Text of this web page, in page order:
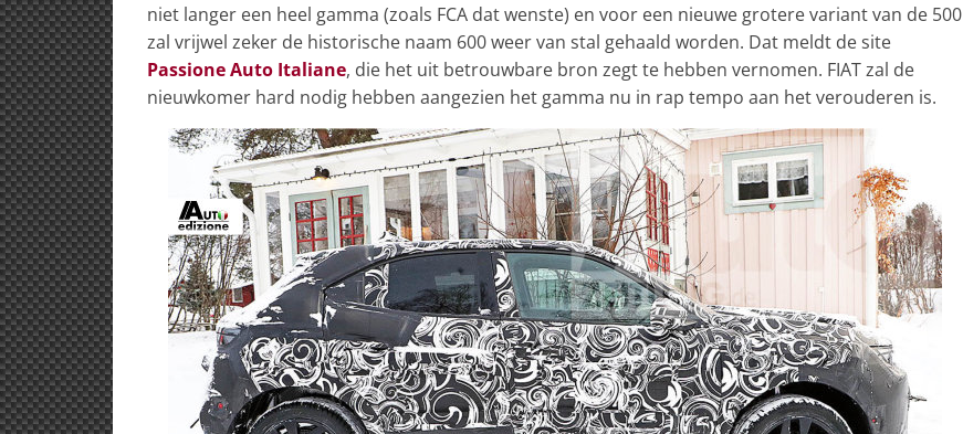
niet langer een heel gamma (zoals FCA dat wenste) en voor een nieuwe grotere variant van de 500
zal vrijwel zeker de historische naam 600 weer van stal gehaald worden. Dat meldt de site
Passione Auto Italiane, die het uit betrouwbare bron zegt te hebben vernomen. FIAT zal de
nieuwkomer hard nodig hebben aangezien het gamma nu in rap tempo aan het verouderen is.